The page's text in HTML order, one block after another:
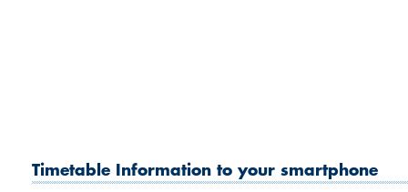
Timetable Information to your smartphone